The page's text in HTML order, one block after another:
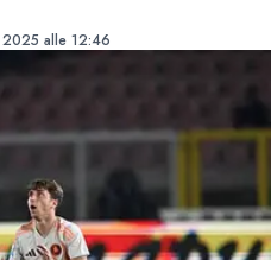
alle 12:46